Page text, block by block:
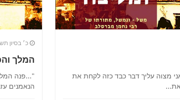
מצוה עליך דבר כבד כזה לקחת את
כ׳ בסיון
המלך
"...פנה
הנאמנים